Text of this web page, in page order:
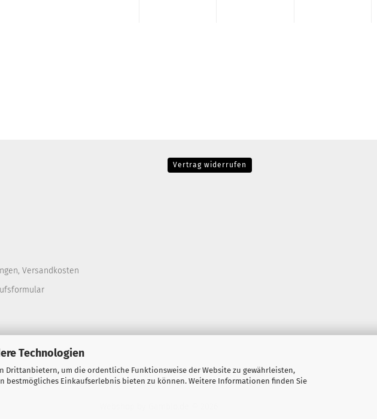
Technologien
Drittanbietern, um die ordentliche Funktionsweise der Website zu gewährleisten,
bestmögliches Einkaufserlebnis bieten zu können. Weitere Informationen finden Sie
Versandkosten
Vertrag widerrufen